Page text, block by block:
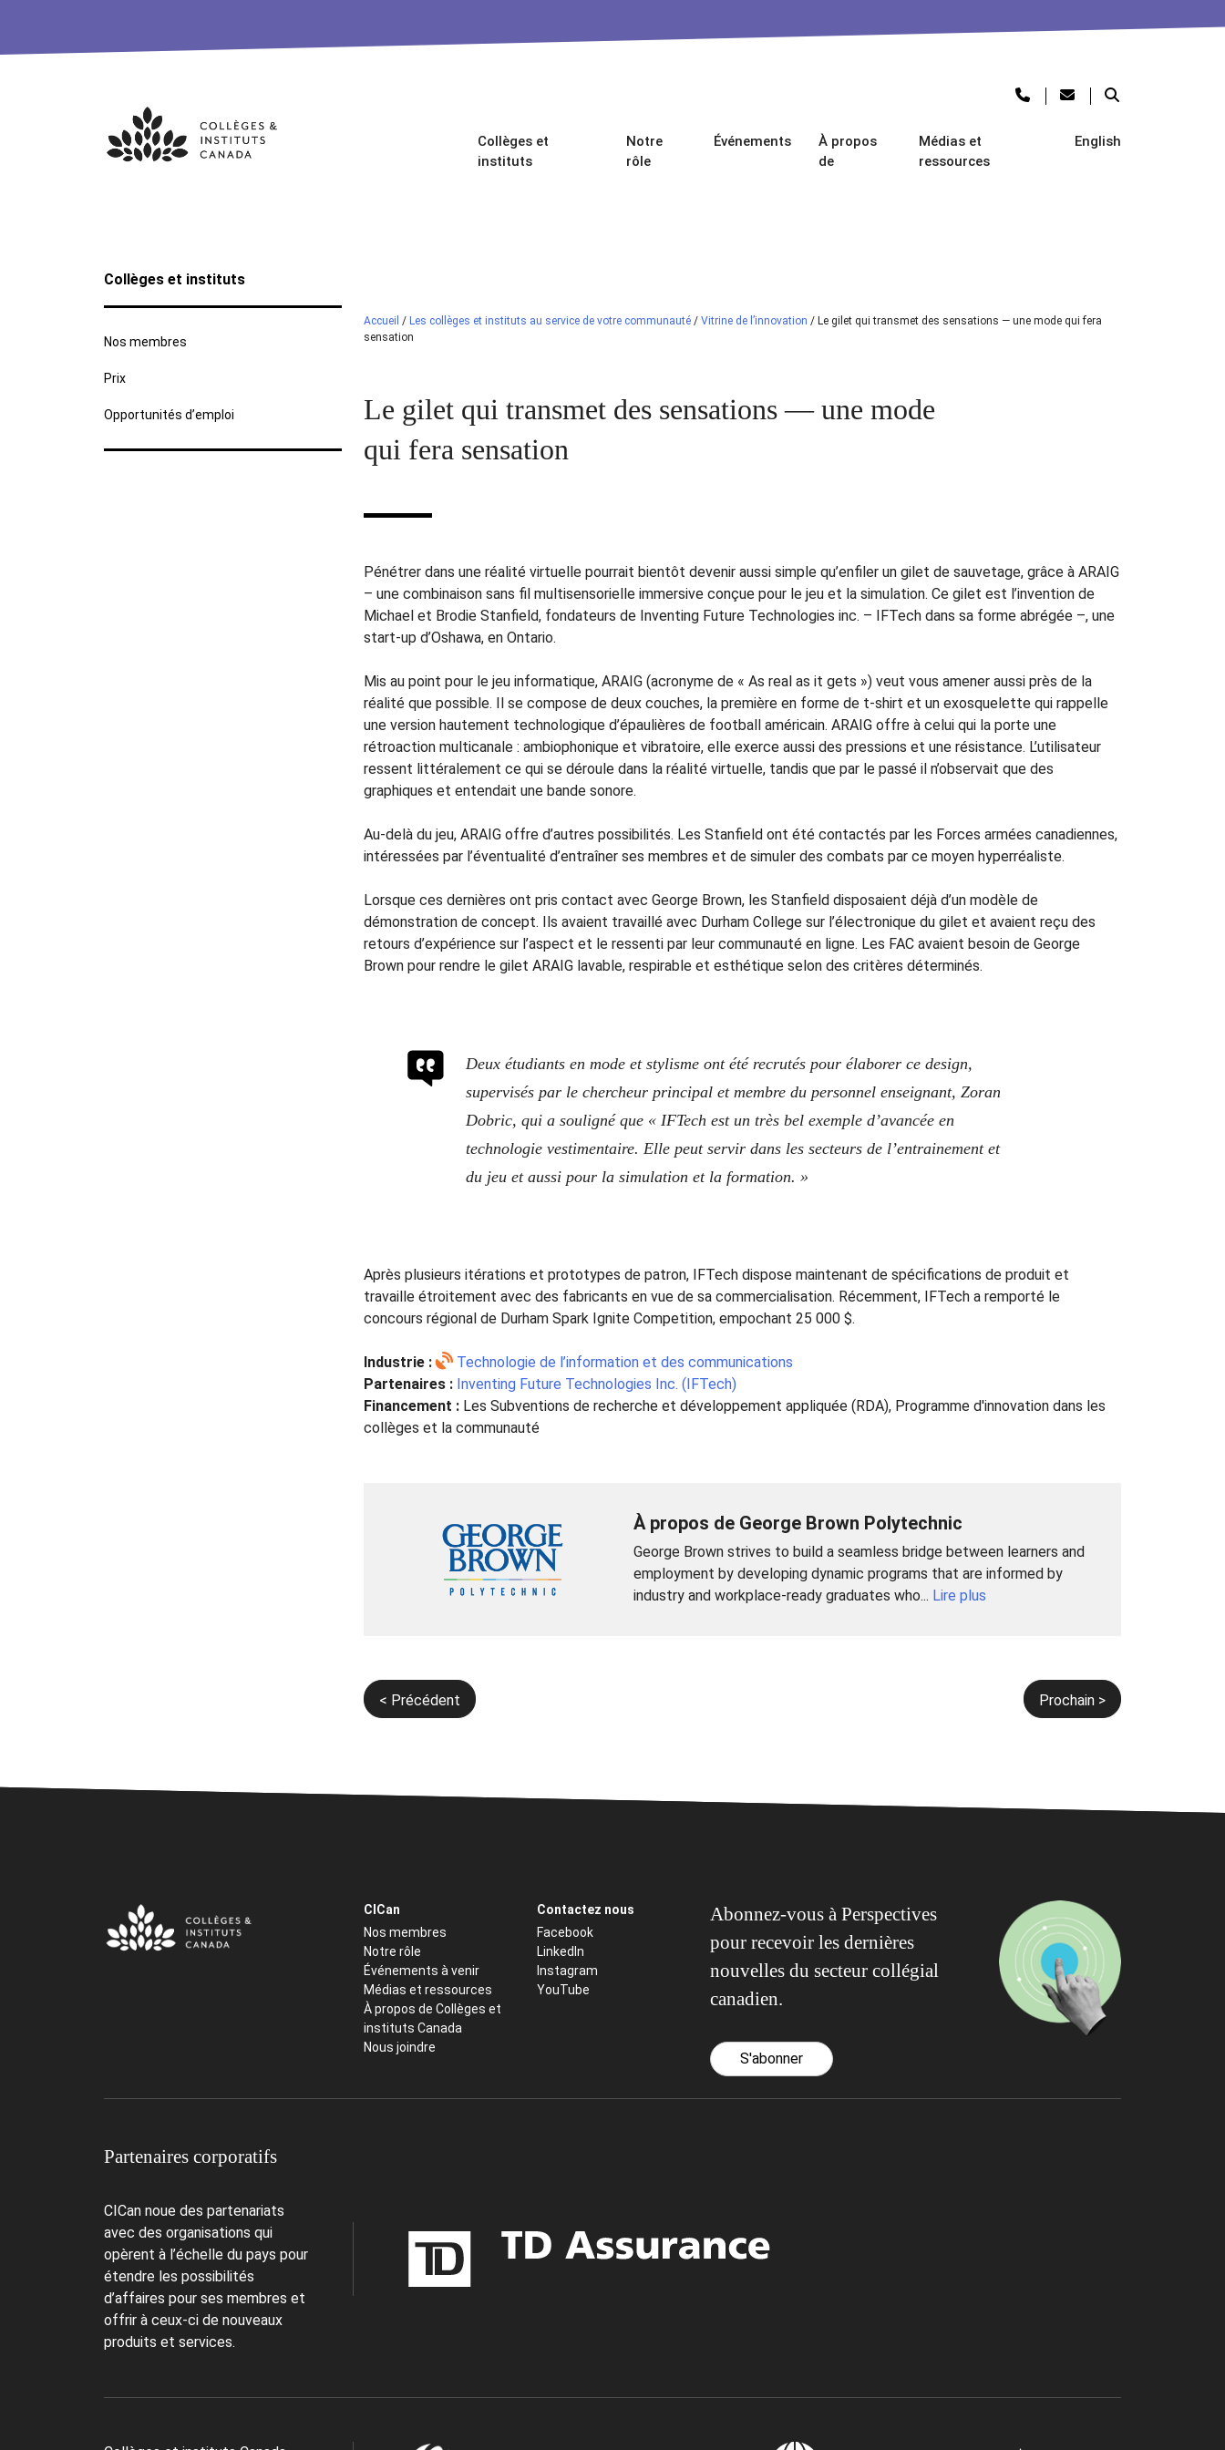
Skip
Collèges et
instituts
Notre
rôle
Événements
À propos
de
Médias et
ressources
English
Collèges et instituts
Nos membres
Prix
Opportunités d’emploi
Accueil / Les collèges et instituts au service de votre communauté / Vitrine de l’innovation / Le gilet qui transmet des sensations — une mode qui fera
sensation
Le gilet qui transmet des sensations — une mode
qui fera sensation
Pénétrer dans une réalité virtuelle pourrait bientôt devenir aussi simple qu’enfiler un gilet de sauvetage, grâce à ARAIG
– une combinaison sans fil multisensorielle immersive conçue pour le jeu et la simulation. Ce gilet est l’invention de
Michael et Brodie Stanfield, fondateurs de Inventing Future Technologies inc. – IFTech dans sa forme abrégée –, une
start-up d’Oshawa, en Ontario.
Mis au point pour le jeu informatique, ARAIG (acronyme de « As real as it gets ») veut vous amener aussi près de la
réalité que possible. Il se compose de deux couches, la première en forme de t-shirt et un exosquelette qui rappelle
une version hautement technologique d’épaulières de football américain. ARAIG offre à celui qui la porte une
rétroaction multicanale : ambiophonique et vibratoire, elle exerce aussi des pressions et une résistance. L’utilisateur
ressent littéralement ce qui se déroule dans la réalité virtuelle, tandis que par le passé il n’observait que des
graphiques et entendait une bande sonore.
Au-delà du jeu, ARAIG offre d’autres possibilités. Les Stanfield ont été contactés par les Forces armées canadiennes,
intéressées par l’éventualité d’entraîner ses membres et de simuler des combats par ce moyen hyperréaliste.
Lorsque ces dernières ont pris contact avec George Brown, les Stanfield disposaient déjà d’un modèle de
démonstration de concept. Ils avaient travaillé avec Durham College sur l’électronique du gilet et avaient reçu des
retours d’expérience sur l’aspect et le ressenti par leur communauté en ligne. Les FAC avaient besoin de George
Brown pour rendre le gilet ARAIG lavable, respirable et esthétique selon des critères déterminés.
Deux étudiants en mode et stylisme ont été recrutés pour élaborer ce design,
supervisés par le chercheur principal et membre du personnel enseignant, Zoran
Dobric, qui a souligné que « IFTech est un très bel exemple d’avancée en
technologie vestimentaire. Elle peut servir dans les secteurs de l’entrainement et
du jeu et aussi pour la simulation et la formation. »
Après plusieurs itérations et prototypes de patron, IFTech dispose maintenant de spécifications de produit et
travaille étroitement avec des fabricants en vue de sa commercialisation. Récemment, IFTech a remporté le
concours régional de Durham Spark Ignite Competition, empochant 25 000 $.
Industrie :
Technologie de l’information et des communications
Partenaires : Inventing Future Technologies Inc. (IFTech)
Financement : Les Subventions de recherche et développement appliquée (RDA), Programme d'innovation dans les
collèges et la communauté
À propos de George Brown Polytechnic
George Brown strives to build a seamless bridge between learners and
employment by developing dynamic programs that are informed by
industry and workplace-ready graduates who... Lire plus
Navigation
< Précédent Prochain >
CICan
Nos membres
Notre rôle
Événements à venir
Médias et ressources
À propos de Collèges et
instituts Canada
Nous joindre
Contactez nous
Facebook
LinkedIn
Instagram
YouTube
Abonnez-vous à Perspectives
pour recevoir les dernières
nouvelles du secteur collégial
canadien.
S'abonner
Partenaires corporatifs
CICan noue des partenariats
avec des organisations qui
opèrent à l’échelle du pays pour
étendre les possibilités
d’affaires pour ses membres et
offrir à ceux-ci de nouveaux
produits et services.